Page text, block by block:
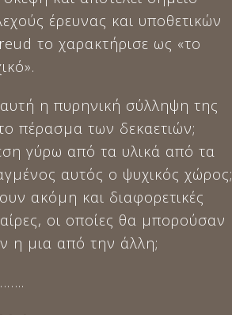
έρευνας και υποθετικών
το χαρακτήρισε ως «το
η πυρηνική σύλληψη της
πέρασμα των δεκαετιών;
γύρω από τα υλικά από τα
αυτός ο ψυχικός χώρος;
ακόμη και διαφορετικές
οι οποίες θα μπορούσαν
η μια από την άλλη;